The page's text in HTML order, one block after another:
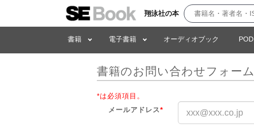
翔泳社の本
書籍 電子書籍 オーディオブック POD
書籍のお問い合わせフォーム
*は必須項目。
メールアドレス*